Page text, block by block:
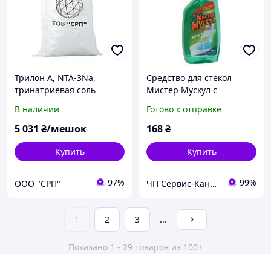
Трилон А, NTA-3Na,
тринатриевая соль
(в мешках 25кг)
В наличии
5 031 ₴/мешок
Купить
ООО "СРП" 97%
Средство для стекол
Мистер Мускул с
Готово к отправке
168₴
Купить
ЧП Сервис-Канцторг - все товары для офиса из одних рук! 99%
1 2 3 ...
Показано 1 - 29 товаров из 100+